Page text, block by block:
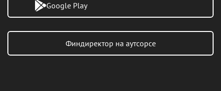
Google Play
Финдиректор на аутсорсе